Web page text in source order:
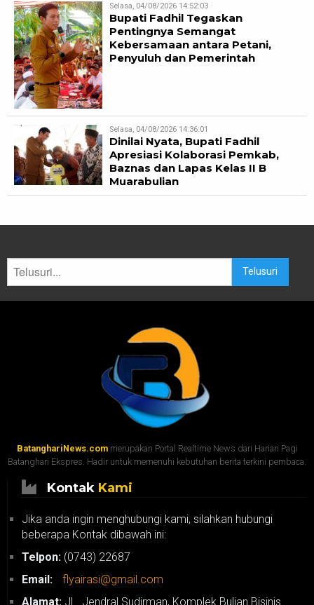
Selasa, 04/08/2026 14:52:03
Bupati Fadhil Tegaskan
Pentingnya Semangat
Kebersamaan antara Petani,
Penyuluh dan Pemerintah
Selasa, 04/08/2026 14:36:01
Dinilai Nyata, Bupati Fadhil
Apresiasi Kolaborasi Pemkab,
Baznas dan Lapas Kelas II B
Muarabulian
Telusuri
BatanghariNews.commerupakan Portal Realtime News dari Harian Pagi
Batanghari Ekspres. Hadir untuk memenuhi kebutuhan berita terkini pembaca.
Kontak Kami
Jika anda ingin menghubungi kami, silahkan hubungi
beberapa Kontak dibawah ini:
Telpon: (0743) 22687
Email:
flyairasi@gmail.com
Alamat: JL. Jendral Sudirman, Komplek Bulian Bisinis